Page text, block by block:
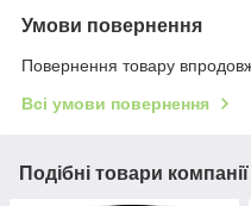
Умови повернення
Повернення товару
Всі умови повернення
Подібні товари компанії